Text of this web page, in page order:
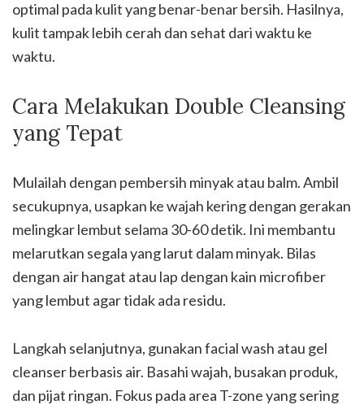
optimal pada kulit yang benar-benar bersih. Hasilnya,
kulit tampak lebih cerah dan sehat dari waktu ke
waktu.
Cara Melakukan Double Cleansing
yang Tepat
Mulailah dengan pembersih minyak atau balm. Ambil
secukupnya, usapkan ke wajah kering dengan gerakan
melingkar lembut selama 30-60 detik. Ini membantu
melarutkan segala yang larut dalam minyak. Bilas
dengan air hangat atau lap dengan kain microfiber
yang lembut agar tidak ada residu.
Langkah selanjutnya, gunakan facial wash atau gel
cleanser berbasis air. Basahi wajah, busakan produk,
dan pijat ringan. Fokus pada area T-zone yang sering